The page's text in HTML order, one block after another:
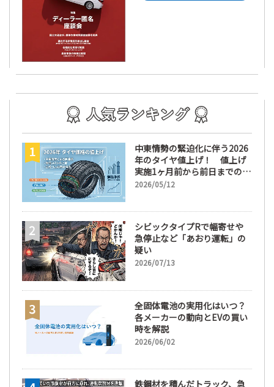
中東情勢の緊迫化に伴う2026
年のタイヤ値上げ！ 値上げ
実施1ヶ月前から前日までの期
間が販売において極めて重要
2026/05/12
シビックタイプRで幅寄せや
急停止など「あおり運転」の
疑い
2026/07/13
全固体電池の実用化はいつ？
各メーカーの動向とEVの買い
時を解説
2026/06/02
鉄鋼材を積んだトラック、急